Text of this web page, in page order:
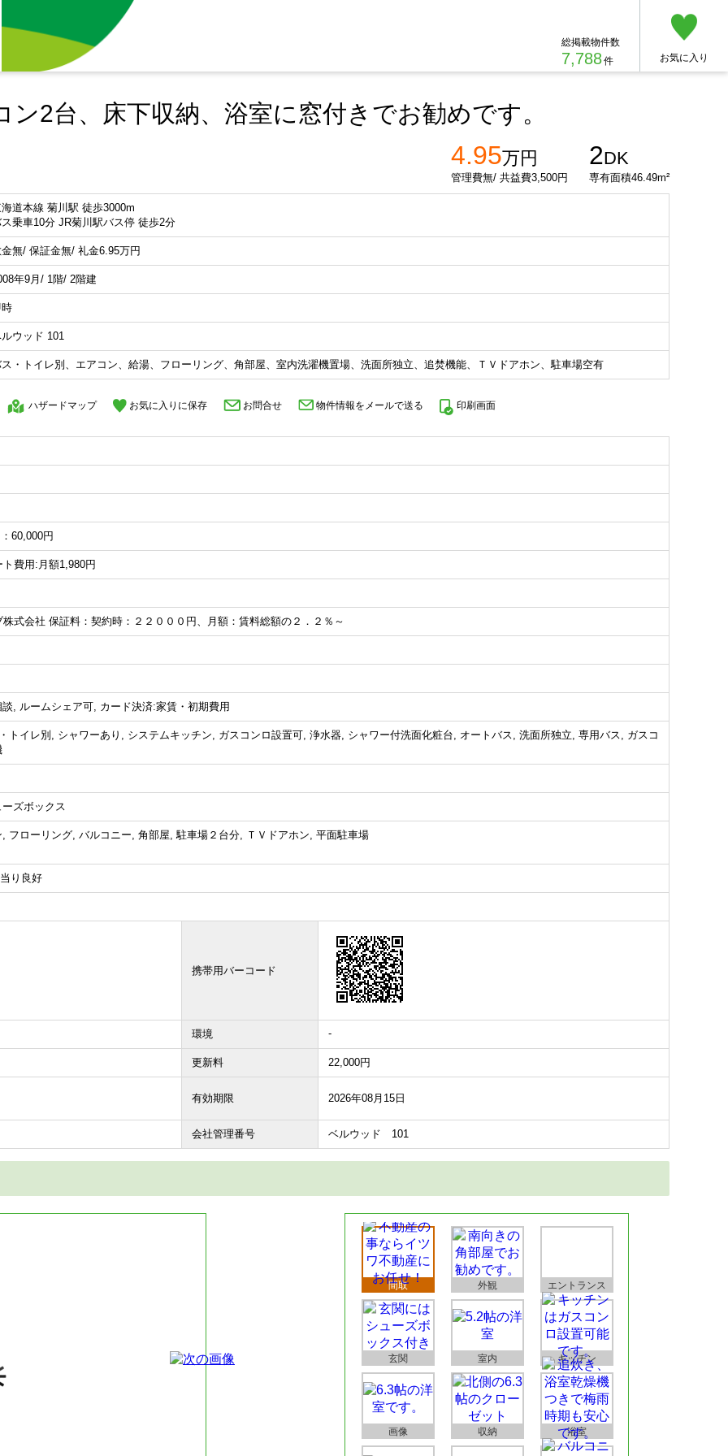
総掲載物件数
7,788件 お気に入り
2台、床下収納、浴室に窓付きでお勧めです。
4.95万円
管理費無/ 共益費3,500円
2DK
専有面積46.49m²
道本線 菊川駅 徒歩3000m
乗車10分 JR菊川駅バス停 徒歩2分
無/ 保証金無/ 礼金6.95万円
年9月/ 1階/ 2階建
ウッド 101
・トイレ別、エアコン、給湯、フローリング、角部屋、室内洗濯機置場、洗面所独立、追焚機能、ＴＶドアホン、駐車場空有
ハザードマップ お気に入りに保存 お問合せ 物件情報をメールで送る 印刷画面
60,000円
費用:月額1,980円
式会社 保証料：契約時：２２０００円、月額：賃料総額の２．２％～
, ルームシェア可, カード決済:家賃・初期費用
トイレ別, シャワーあり, システムキッチン, ガスコンロ設置可, 浄水器, シャワー付洗面化粧台, オートバス, 洗面所独立, 専用バス, ガスコ
ズボックス
フローリング, バルコニー, 角部屋, 駐車場２台分, ＴＶドアホン, 平面駐車場
り良好
携帯用バーコード
環境 -
更新料 22,000円
有効期限 2026年08月15日
会社管理番号 ベルウッド 101
間取 外観 エントランス
玄関 室内 キッチン
画像 収納 浴室